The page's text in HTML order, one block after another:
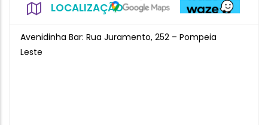
LOCALIZAÇÃO
Avenidinha Bar: Rua Juramento, 252 – Pompeia
Leste